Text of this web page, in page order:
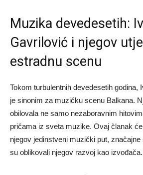
Muzika devedesetih:
Gavrilović i njegov
estradnu scenu
Tokom turbulentnih devedesetih godina,
je sinonim za muzičku scenu Balkana.
obilovala ne samo nezaboravnim
pričama iz sveta muzike. Ovaj članak
njegov jedinstveni muzički put,
su oblikovali njegov razvoj kao izvođača.